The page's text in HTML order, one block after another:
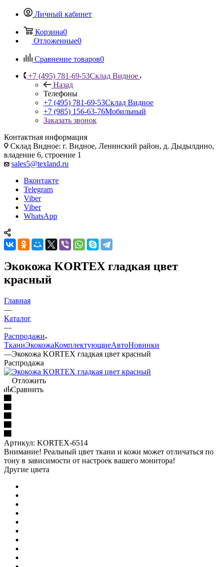
Личный кабинет
Корзина0
Отложенные0
Сравнение товаров0
+7 (495) 781-69-53Склад Видное
Назад
Телефоны
+7 (495) 781-69-53Склад Видное
+7 (985) 156-63-76Мобильный
Заказать звонок
Контактная информация
Склад Видное: г. Видное, Ленинский район, д. Дыдылдино,
владение 6, строение 1
sales5@texland.ru
Вконтакте
Telegram
Viber
Viber
WhatsApp
Экокожа KORTEX гладкая цвет
красный
Главная
—
Каталог
—
Распродажи
ТканиЭкокожаКомплектующиеАвтоНовинки
—Экокожа KORTEX гладкая цвет красный
Распродажа
Отложить
Сравнить
Артикул: KORTEX-6514
Внимание! Реальный цвет ткани и кожи может отличаться по
тону в зависимости от настроек вашего монитора!
Другие цвета